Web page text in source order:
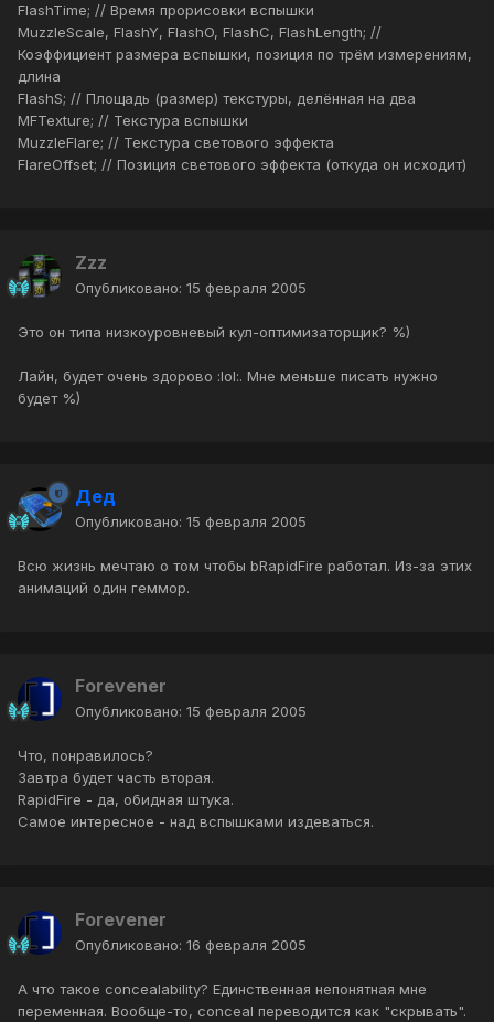
FlashTime; // Время прорисовки вспышки
MuzzleScale, FlashY, FlashO, FlashC, FlashLength; //
Коэффициент размера вспышки, позиция по трём измерениям,
длина
FlashS; // Площадь (размер) текстуры, делённая на два
MFTexture; // Текстура вспышки
MuzzleFlare; // Текстура светового эффекта
FlareOffset; // Позиция светового эффекта (откуда он исходит)
Zzz
Опубликовано: 15 февраля 2005
Это он типа низкоуровневый кул-оптимизаторщик? %)
Лайн, будет очень здорово :lol:. Мне меньше писать нужно
будет %)
Дед
Опубликовано: 15 февраля 2005
Всю жизнь мечтаю о том чтобы bRapidFire работал. Из-за этих
анимаций один геммор.
Forevener
Опубликовано: 15 февраля 2005
Что, понравилось?
Завтра будет часть вторая.
RapidFire - да, обидная штука.
Самое интересное - над вспышками издеваться.
Forevener
Опубликовано: 16 февраля 2005
А что такое concealability? Единственная непонятная мне
переменная. Вообще-то, conceal переводится как "скрывать".